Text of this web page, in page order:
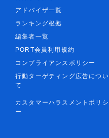
アドバイザ一覧
ランキング根拠
編集者一覧
PORT会員利用規約
コンプライアンスポリシー
行動ターゲティング広告につい
て
カスタマーハラスメントポリシ
ー